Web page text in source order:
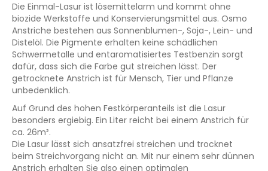
Die Einmal-Lasur ist lösemittelarm und kommt ohne
biozide Werkstoffe und Konservierungsmittel aus. Osmo
Anstriche bestehen aus Sonnenblumen-, Soja-, Lein- und
Distelöl. Die Pigmente erhalten keine schädlichen
Schwermetalle und entaromatisiertes Testbenzin sorgt
dafür, dass sich die Farbe gut streichen lässt. Der
getrocknete Anstrich ist für Mensch, Tier und Pflanze
unbedenklich.
Auf Grund des hohen Festkörperanteils ist die Lasur
besonders ergiebig. Ein Liter reicht bei einem Anstrich für
ca. 26m².
Die Lasur lässt sich ansatzfrei streichen und trocknet
beim Streichvorgang nicht an. Mit nur einem sehr dünnen
Anstrich erhalten Sie also einen optimalen